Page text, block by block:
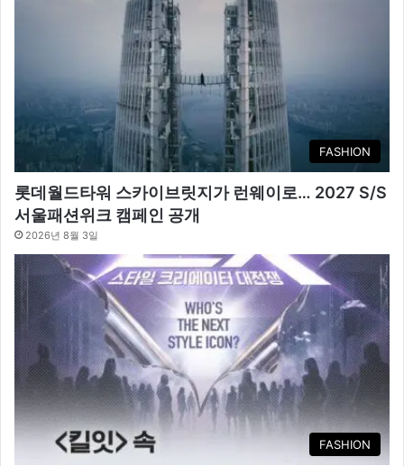
FASHION
롯데월드타워 스카이브릿지가 런웨이로… 2027 S/S
서울패션위크 캠페인 공개
2026년 8월 3일
FASHION